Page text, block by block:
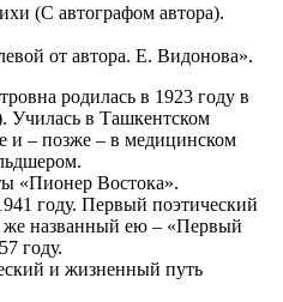
(С автографом автора).
от автора. Е. Видонова».
родилась в 1923 году в
Училась в Ташкентском
и – позже – в медицинском
«Пионер Востока».
году. Первый поэтический
же названный ею – «Первый
году.
и жизненный путь